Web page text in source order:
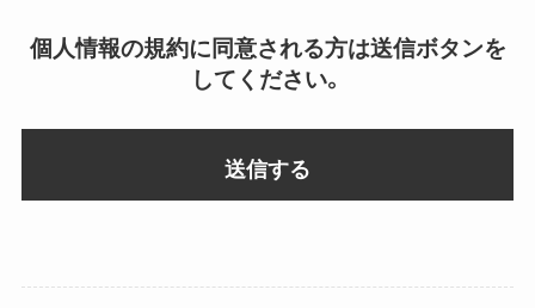
個人情報の規約に同意される方は送信ボタンを
してください。